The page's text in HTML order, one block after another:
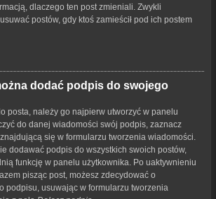
dlaczego ten post zmieniali. Zwykli
postów, gdy ktoś zamieścił pod ich postem
dodać podpis do swojego
posta, należy go najpierw utworzyć w panelu
do danej wiadomości swój podpis, zaznacz
znajdującą się w formularzu tworzenia wiadomości.
dodawać podpis do wszystkich swoich postów,
funkcję w panelu użytkownika. Po uaktywnieniu
pisząc post, możesz zdecydować o
podpisu, usuwając w formularzu tworzenia